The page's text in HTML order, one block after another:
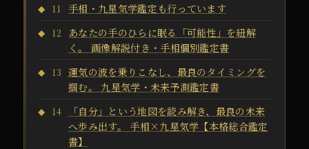
11 手相・九星気学鑑定も行っています
12
あなたの手のひらに眠る「可能性」を紐解
く。 画像解説付き・手相個別鑑定書
13
運気の波を乗りこなし、最良のタイミングを
掴む。 九星気学・未来予測鑑定書
14
「自分」という地図を読み解き、最良の未来
へ歩み出す。 手相×九星気学【本格総合鑑定
書】